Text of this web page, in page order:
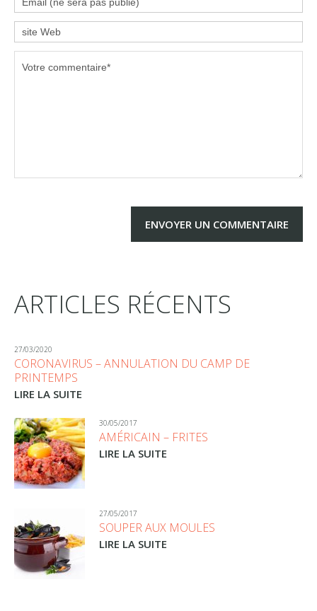
ARTICLES RÉCENTS
27/03/2020
CORONAVIRUS – ANNULATION DU CAMP DE
PRINTEMPS
LIRE LA SUITE
30/05/2017
AMÉRICAIN – FRITES
LIRE LA SUITE
27/05/2017
SOUPER AUX MOULES
LIRE LA SUITE